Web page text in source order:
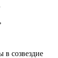
в созвездие